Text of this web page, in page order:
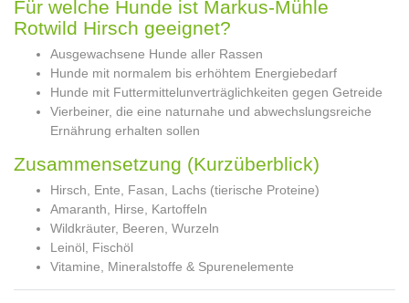
Für welche Hunde ist Markus-Mühle
Rotwild Hirsch geeignet?
Ausgewachsene Hunde aller Rassen
Hunde mit normalem bis erhöhtem Energiebedarf
Hunde mit Futtermittelunverträglichkeiten gegen Getreide
Vierbeiner, die eine naturnahe und abwechslungsreiche
Ernährung erhalten sollen
Zusammensetzung (Kurzüberblick)
Hirsch, Ente, Fasan, Lachs (tierische Proteine)
Amaranth, Hirse, Kartoffeln
Wildkräuter, Beeren, Wurzeln
Leinöl, Fischöl
Vitamine, Mineralstoffe & Spurenelemente